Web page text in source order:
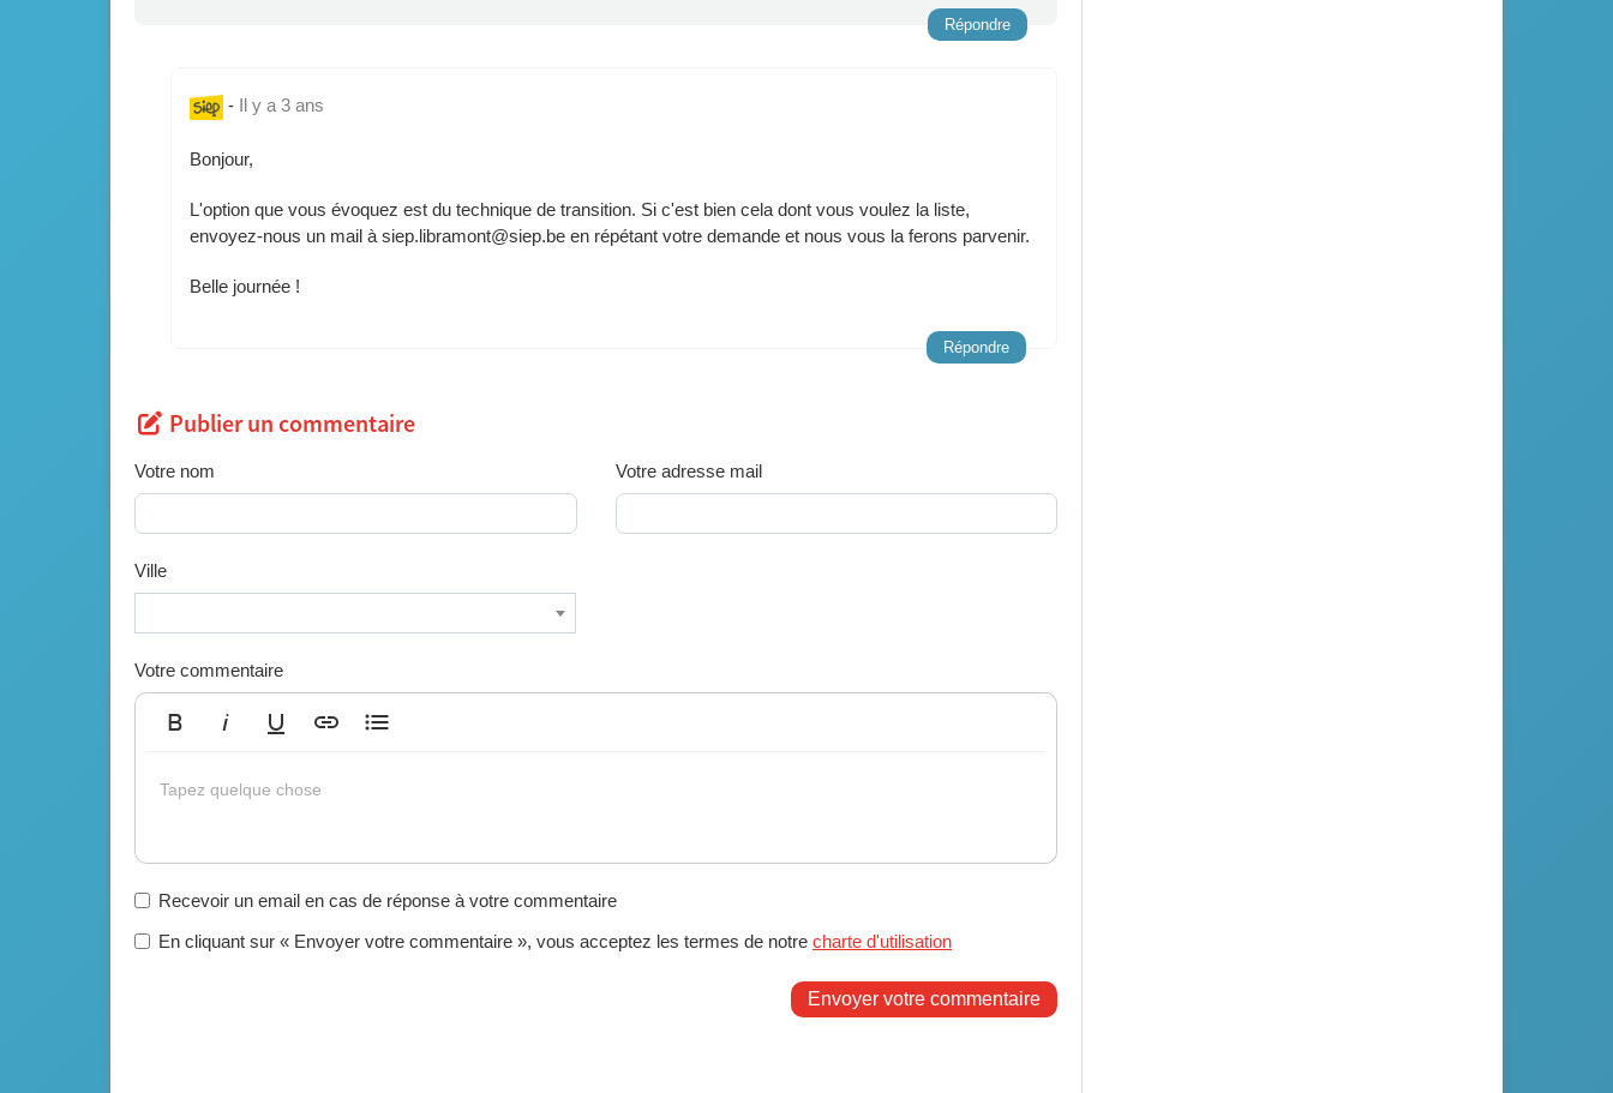
Répondre
- Il y a 3 ans
Bonjour,
L'option que vous évoquez est du technique de transition. Si c'est bien cela dont vous voulez la liste,
envoyez-nous un mail à siep.libramont@siep.be en répétant votre demande et nous vous la ferons parvenir.
Belle journée !
Répondre
Publier un commentaire
Votre nom Votre adresse mail
Ville
Votre commentaire
Tapez quelque chose
Recevoir un email en cas de réponse à votre commentaire
En cliquant sur « Envoyer votre commentaire », vous acceptez les termes de notre charte d'utilisation
Envoyer votre commentaire